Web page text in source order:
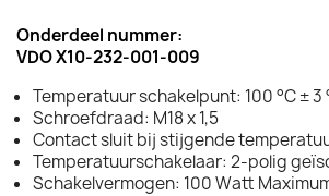
Onderdeel nummer:
VDO X10-232-001-009
Temperatuur schakelpunt: 100 °C ± 3
Schroefdraad: M18 x 1,5
Contact sluit bij stijgende
Temperatuurschakelaar: 2-polig
Schakelvermogen: 100 Watt